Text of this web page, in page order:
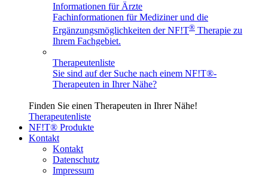
Informationen für Ärzte
Fachinformationen für Mediziner und die
Ergänzungsmöglichkeiten der NF!T® Therapie zu
Ihrem Fachgebiet.
Therapeutenliste
Sie sind auf der Suche nach einem NF!T®-
Therapeuten in Ihrer Nähe?
Finden Sie einen Therapeuten in Ihrer Nähe!
Therapeutenliste
NF!T® Produkte
Kontakt
Kontakt
Datenschutz
Impressum